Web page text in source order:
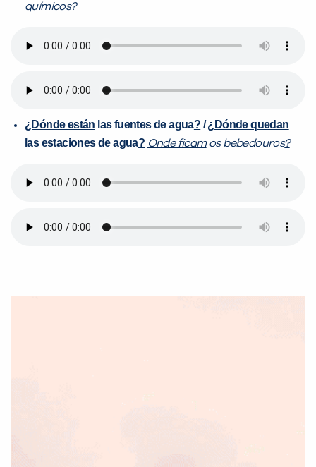
químicos?
¿Dónde están las fuentes de agua? /¿Dónde quedan
las estaciones de agua? Onde ficamos bebedouros?